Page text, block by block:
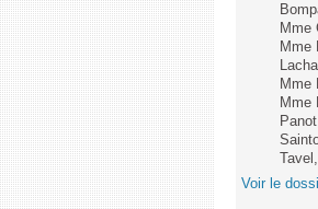
Mme
Mme
Mme
Mme
Voir le